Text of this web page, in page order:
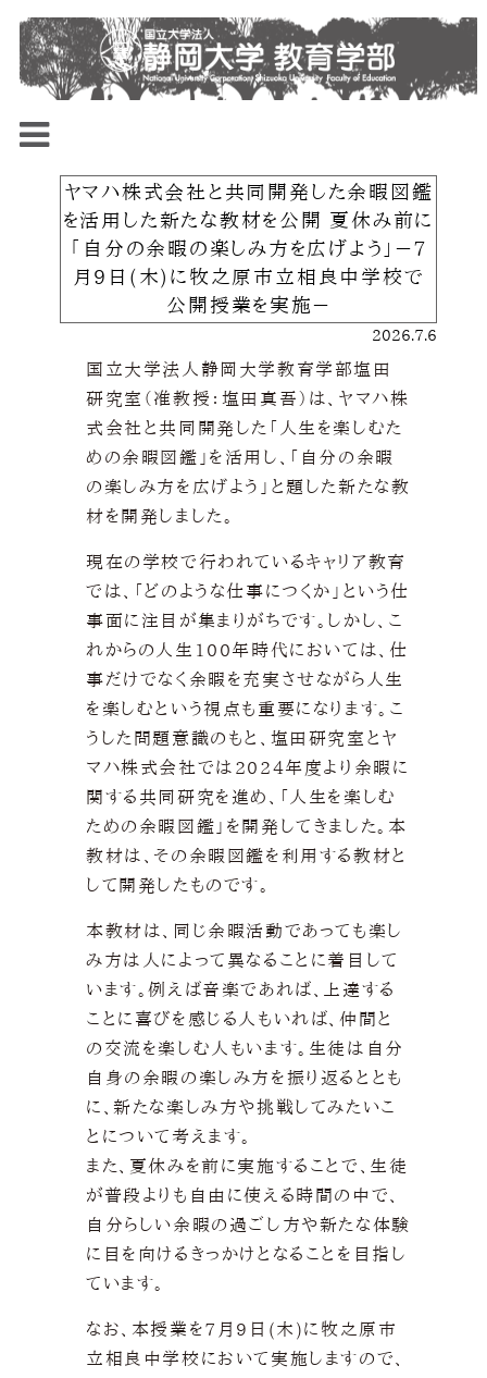
ヤマハ株式会社と共同開発した余暇図鑑
を活用した新たな教材を公開 夏休み前に
「自分の余暇の楽しみ方を広げよう」－7
月9日(木)に牧之原市立相良中学校で
公開授業を実施－
2026.7.6
国立大学法人静岡大学教育学部塩田
研究室（准教授：塩田真吾）は、ヤマハ株
式会社と共同開発した「人生を楽しむた
めの余暇図鑑」を活用し、「自分の余暇
の楽しみ方を広げよう」と題した新たな教
材を開発しました。
現在の学校で行われているキャリア教育
では、「どのような仕事につくか」という仕
事面に注目が集まりがちです。しかし、こ
れからの人生100年時代においては、仕
事だけでなく余暇を充実させながら人生
を楽しむという視点も重要になります。こ
うした問題意識のもと、塩田研究室とヤ
マハ株式会社では2024年度より余暇に
関する共同研究を進め、「人生を楽しむ
ための余暇図鑑」を開発してきました。本
教材は、その余暇図鑑を利用する教材と
して開発したものです。
本教材は、同じ余暇活動であっても楽し
み方は人によって異なることに着目して
います。例えば音楽であれば、上達する
ことに喜びを感じる人もいれば、仲間と
の交流を楽しむ人もいます。生徒は自分
自身の余暇の楽しみ方を振り返るととも
に、新たな楽しみ方や挑戦してみたいこ
とについて考えます。
また、夏休みを前に実施することで、生徒
が普段よりも自由に使える時間の中で、
自分らしい余暇の過ごし方や新たな体験
に目を向けるきっかけとなることを目指し
ています。
なお、本授業を7月9日(木)に牧之原市
立相良中学校において実施しますので、